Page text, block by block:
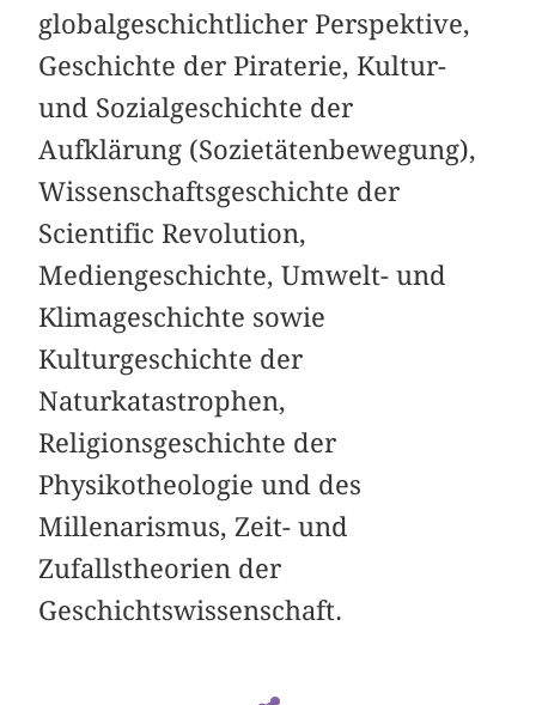
globalgeschichtlicher Perspektive,
Geschichte der Piraterie, Kultur-
und Sozialgeschichte der
Aufklärung (Sozietätenbewegung),
Wissenschaftsgeschichte der
Scientific Revolution,
Mediengeschichte, Umwelt- und
Klimageschichte sowie
Kulturgeschichte der
Naturkatastrophen,
Religionsgeschichte der
Physikotheologie und des
Millenarismus, Zeit- und
Zufallstheorien der
Geschichtswissenschaft.